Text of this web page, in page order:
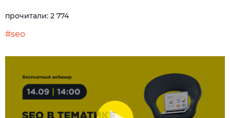
прочитали: 2 774
#seo